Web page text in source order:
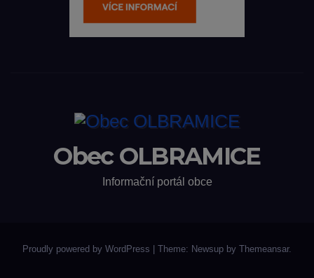
Obec OLBRAMICE
Informační portál obce
Proudly powered by WordPress Theme: Newsup by Themeansar.